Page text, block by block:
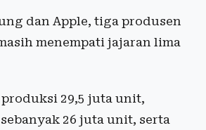
dan Apple, tiga produsen
menempati jajaran lima
29,5 juta unit,
26 juta unit, serta